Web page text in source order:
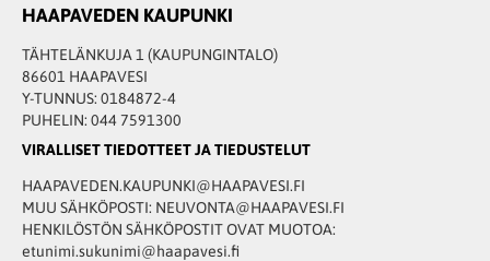
HAAPAVEDEN KAUPUNKI
TÄHTELÄNKUJA 1 (KAUPUNGINTALO)
86601 HAAPAVESI
Y-TUNNUS: 0184872-4
PUHELIN: 044 7591300
VIRALLISET TIEDOTTEET JA TIEDUSTELUT
HAAPAVEDEN.KAUPUNKI@HAAPAVESI.FI
MUU SÄHKÖPOSTI: NEUVONTA@HAAPAVESI.FI
HENKILÖSTÖN SÄHKÖPOSTIT OVAT MUOTOA:
etunimi.sukunimi@haapavesi.fi